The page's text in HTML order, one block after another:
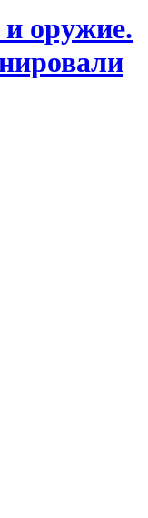
оружие.